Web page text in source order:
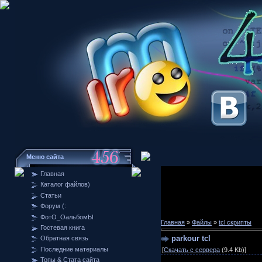
Меню сайта
Главная
Каталог файлов)
Статьи
Форум (:
ФотО_ОальбомЫ
Гостевая книга
Обратная связь
Последние материалы
Топы & Стата сайта
Главная » Файлы » tcl скрипты
parkour tcl
[Скачать с сервера (9.4 Kb)]